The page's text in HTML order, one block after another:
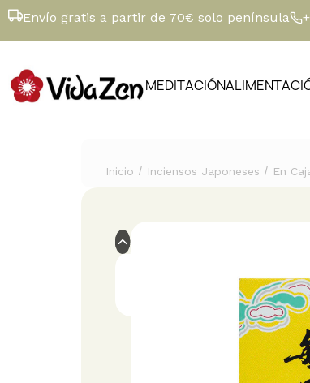
Envío gratis a partir de 70€ solo península
MEDITACIÓN
Inicio / Inciensos Japoneses / En